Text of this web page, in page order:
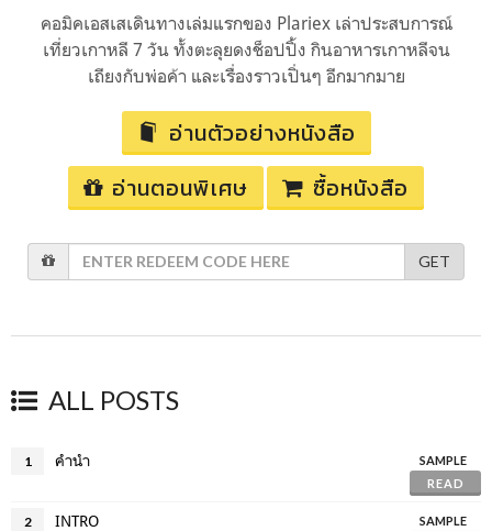
คอมิคเอสเสเดินทางเล่มแรกของ Plariex เล่าประสบการณ์
เที่ยวเกาหลี 7 วัน ทั้งตะลุยดงช็อปปิ้ง กินอาหารเกาหลีจน
เถียงกับพ่อค้า และเรื่องราวเปิ่นๆ อีกมากมาย
อ่านตัวอย่างหนังสือ
อ่านตอนพิเศษ
ซื้อหนังสือ
GET
ALL POSTS
1 คำนำ
SAMPLE
READ
2 INTRO
SAMPLE